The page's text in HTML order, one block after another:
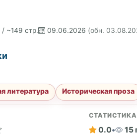
/ ~149 стр. 09.06.2026 (обн.
литература Историческая проза
СТАТИСТИКА
0.0• 15